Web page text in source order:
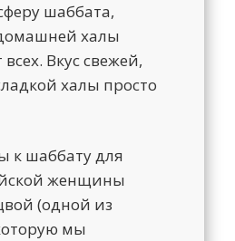
шаббата,
халы
Вкус свежей,
халы просто
к шаббату для
женщины
(одной из
мы